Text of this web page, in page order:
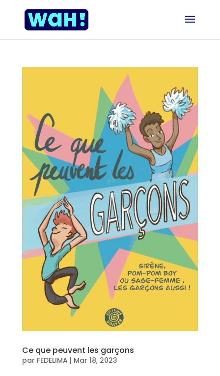
Ce que peuvent les garçons
par FEDELIMA | Mar 18, 2023